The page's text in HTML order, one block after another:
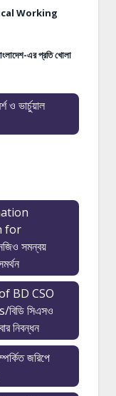
Working
এর প্রতি খোলা
ও ভার্চুয়াল
for
সমন্বয়
BD CSO
সিএসও
নিবন্ধন
জরিপে